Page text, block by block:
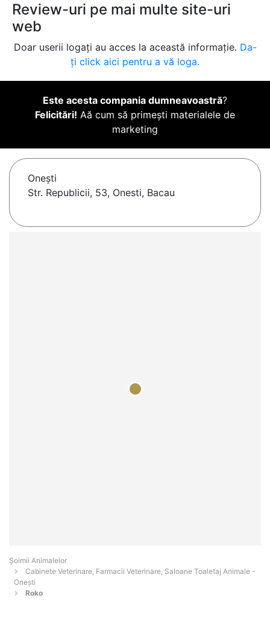
Review-uri pe mai multe site-uri
web
Doar userii logați au acces la această informație. Da-
ți click aici pentru a vă loga.
Este acesta compania dumneavoastră?
Felicitări! Aă cum să primești materialele de
marketing
Oneşti
Str. Republicii, 53, Onesti, Bacau
Şoimii Animalelor
Cabinete Veterinare, Farmacii Veterinare, Saloane Toaletaj Animale -
Oneşti
Roko